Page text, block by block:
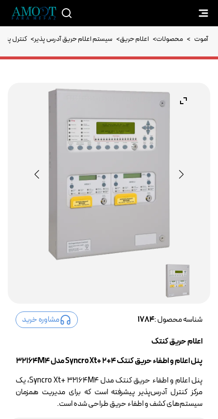
آموت > محصولات> اعلام حریق> سیستم اعلام حریق آدرس پذیر> کنترل
شناسه محصول :1784
مشاوره خرید
اعلام حریق کنتک
پنل اعلام و اطفاء حریق کنتک 4+2 +Syncro Xt مدل 32164M4
پنل اعلام و اطفاء حریق کنتک مدل Syncro Xt+ 32164M4، یک
مرکز کنترل آدرس‌پذیر پیشرفته است که برای مدیریت همزمان
سیستم‌های کشف و اطفاء حریق طراحی شده است.